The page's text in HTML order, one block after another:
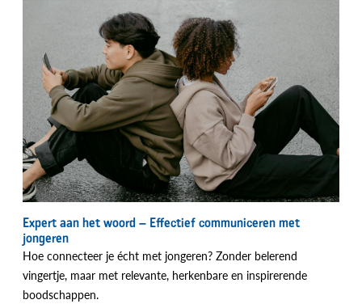
Expert aan het woord – Effectief communiceren met
jongeren
Hoe connecteer je écht met jongeren? Zonder belerend
vingertje, maar met relevante, herkenbare en inspirerende
boodschappen.